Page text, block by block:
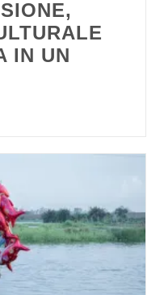
IN UN